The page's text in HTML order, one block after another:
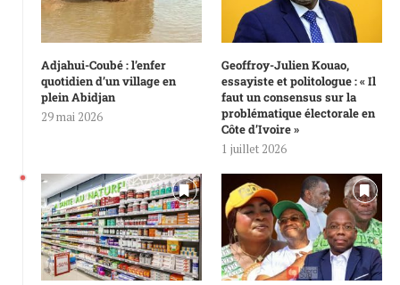
Adjahui-Coubé : l’enfer
quotidien d’un village en
plein Abidjan
29 mai 2026
Geoffroy-Julien Kouao,
essayiste et politologue : « Il
faut un consensus sur la
problématique électorale en
Côte d’Ivoire »
1 juillet 2026